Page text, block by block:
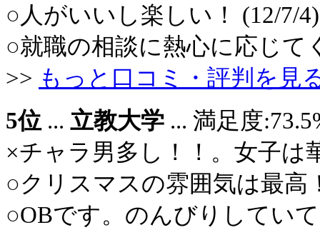
○人がいいし楽しい！ (12/7/4)
○就職の相談に熱心に応じて
>> もっと口コミ・評判を見
5位 ... 立教大学 ... 満足度
×チャラ男多し！！。女子は
○クリスマスの雰囲気は最高
○OBです。のんびりしてい